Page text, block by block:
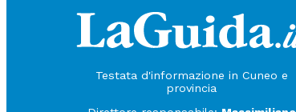
Testata d'informazione in Cuneo e
provincia